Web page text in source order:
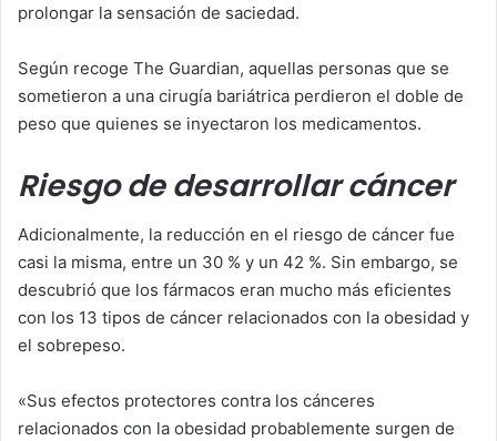
prolongar la sensación de saciedad.
Según recoge The Guardian, aquellas personas que se
sometieron a una cirugía bariátrica perdieron el doble de
peso que quienes se inyectaron los medicamentos.
Riesgo de desarrollar cáncer
Adicionalmente, la reducción en el riesgo de cáncer fue
casi la misma, entre un 30 % y un 42 %. Sin embargo, se
descubrió que los fármacos eran mucho más eficientes
con los 13 tipos de cáncer relacionados con la obesidad y
el sobrepeso.
«Sus efectos protectores contra los cánceres
relacionados con la obesidad probablemente surgen de